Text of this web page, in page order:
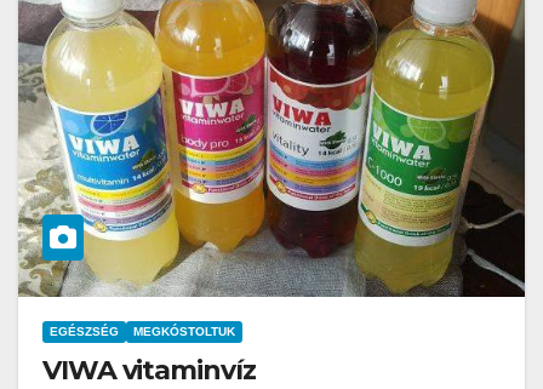
EGÉSZSÉG MEGKÓSTOLTUK
VIWA vitaminvíz